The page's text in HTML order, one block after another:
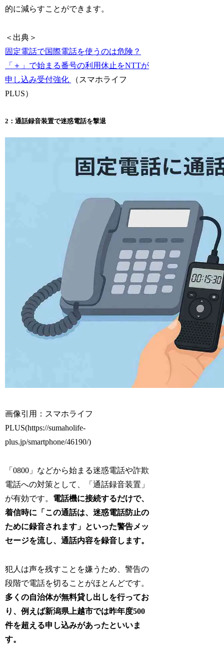
的に減らすことができます。
＜出典＞
固定電話で国際電話を使うのは危険？
「＋」で始まる番号の利用休止をNTTが
申し込み受付強化
（スマホライフ
PLUS）
2：通話録音装置で迷惑電話を撃退
画像引用：スマホライフ
PLUS(https://sumaholife-
plus.jp/smartphone/46190/)
「0800」などから始まる迷惑電話や詐欺
電話への対策として、「通話録音装置」
が有効です。 電話機に接続するだけで、
着信時に「この通話は、迷惑電話防止の
ために録音されます」といった警告メッ
セージを流し、通話内容を録音します。
犯人は声を残すことを嫌うため、警告の
段階で電話を切ることがほとんどです。
多くの自治体が無料貸し出しを行ってお
り、例えば新潟県上越市では昨年度500
件を超える申し込みがあったといいま
す。